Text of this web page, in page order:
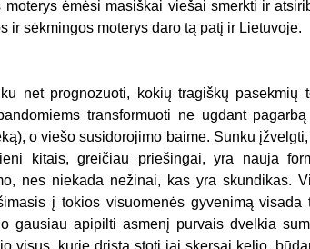
moterys ėmėsi masiškai viešai smerkti ir
ir sėkmingos moterys daro tą patį ir Lietuvoje.
net prognozuoti, kokių tragiškų pasekmių
transformuoti ne ugdant
o viešo susidorojimo baime. Sunku
kitais, greičiau priešingai, yra nauja
nes niekada nežinai, kas yra skundikas.
į tokios visuomenės gyvenimą
gausiau apipilti asmenį purvais dvelkia
visus, kurie drįsta stoti jai skersai kelio,